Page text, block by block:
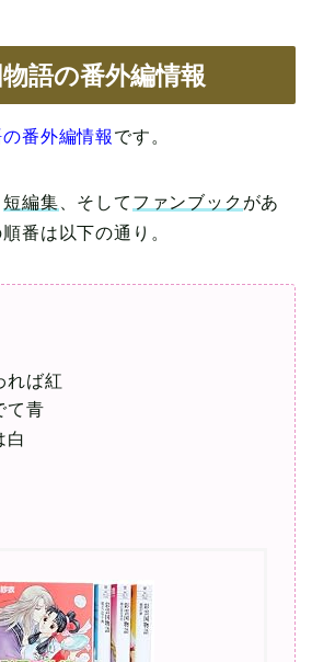
語の番外編情報
番外編情報 です。
短編集 、そして ファンブック があ
番は以下の通り。
れば紅
て青
白